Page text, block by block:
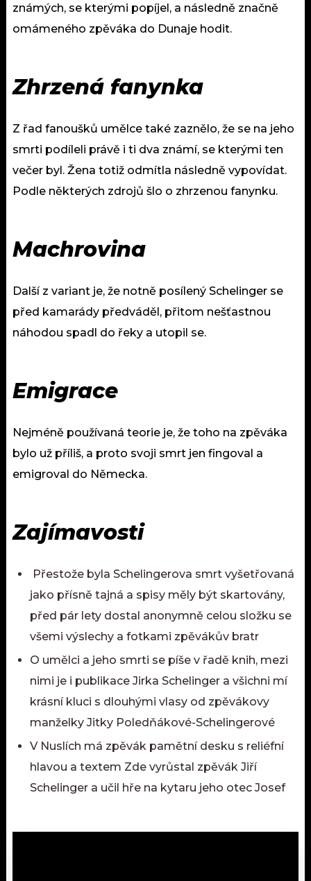
známých, se kterými popíjel, a následně značně
omámeného zpěváka do Dunaje hodit.
Zhrzená fanynka
Z řad fanoušků umělce také zaznělo, že se na jeho
smrti podíleli právě i ti dva známí, se kterými ten
večer byl. Žena totiž odmítla následně vypovídat.
Podle některých zdrojů šlo o zhrzenou fanynku.
Machrovina
Další z variant je, že notně posílený Schelinger se
před kamarády předváděl, přitom nešťastnou
náhodou spadl do řeky a utopil se.
Emigrace
Nejméně používaná teorie je, že toho na zpěváka
bylo už příliš, a proto svoji smrt jen fingoval a
emigroval do Německa.
Zajímavosti
Přestože byla Schelingerova smrt vyšetřovaná
jako přísně tajná a spisy měly být skartovány,
před pár lety dostal anonymně celou složku se
všemi výslechy a fotkami zpěvákův bratr
O umělci a jeho smrti se píše v řadě knih, mezi
nimi je i publikace Jirka Schelinger a všichni mí
krásní kluci s dlouhými vlasy od zpěvákovy
manželky Jitky Poledňákové-Schelingerové
V Nuslích má zpěvák pamětní desku s reliéfní
hlavou a textem Zde vyrůstal zpěvák Jiří
Schelinger a učil hře na kytaru jeho otec Josef